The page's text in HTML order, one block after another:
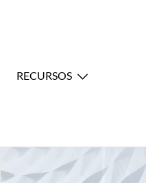
RECURSOS